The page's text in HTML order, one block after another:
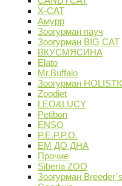
X-CAT
Амурр
Зоогурман пауч
Зоогурман BIG CAT
ВКУСМЯСИНА
Elato
Mr.Buffalo
Зоогурман
Zoodiet
LEO&LUCY
Petibon
ENSO
P.E.P.P.O.
ЕМ ДО ДНА
Прочие
Siberia ZOO
Зоогурман